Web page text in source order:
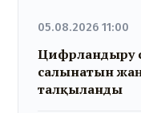
05.08.2026 11:00
Цифрландыру
салынатын
талқыланды